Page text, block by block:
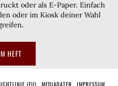
oder als E-Paper. Einfach
oder im Kiosk deiner Wahl
HEFT
(EU) MEDIADATEN IMPRESSUM